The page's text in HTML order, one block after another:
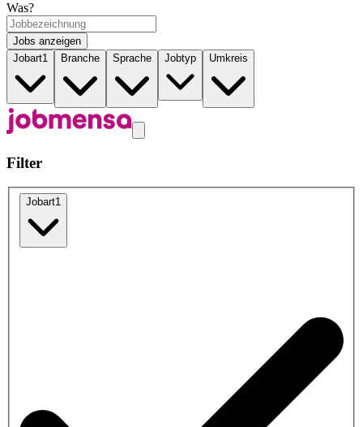
Was?
Jobs anzeigen
Jobart1 Branche Sprache Jobtyp Umkreis
Filter
Jobart1